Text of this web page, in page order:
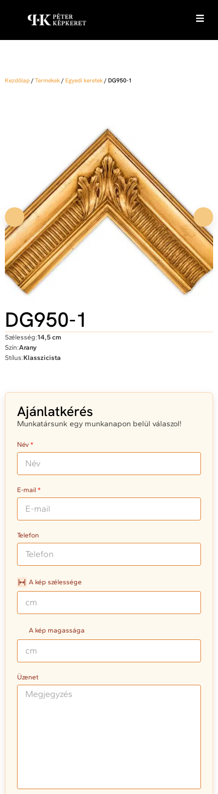
Kezdőlap/Termékek/ Egyedi keretek/DG950-1
DG950-1
Szélesség:14,5 cm
Szín:Arany
Stílus:Klasszicista
Ajánlatkérés
Munkatársunk egy munkanapon belül válaszol!
Név
E-mail
Telefon
A kép szélessége
A kép magassága
Üzenet